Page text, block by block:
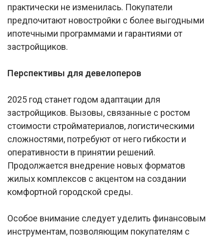
практически не изменилась. Покупатели
предпочитают новостройки с более выгодными
ипотечными программами и гарантиями от
застройщиков.
Перспективы для девелоперов
2025 год станет годом адаптации для
застройщиков. Вызовы, связанные с ростом
стоимости стройматериалов, логистическими
сложностями, потребуют от него гибкости и
оперативности в принятии решений.
Продолжается внедрение новых форматов
жилых комплексов с акцентом на создании
комфортной городской среды.
Особое внимание следует уделить финансовым
инструментам, позволяющим покупателям с